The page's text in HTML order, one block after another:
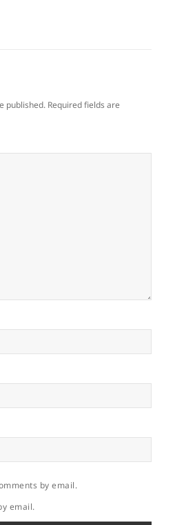
published. Required fields are
by email.
email.